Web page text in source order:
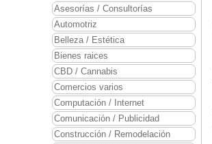
Asesorías / Consultorías
Automotriz
Belleza / Estética
Bienes raices
CBD / Cannabis
Comercios varios
Computación / Internet
Comunicación / Publicidad
Construcción / Remodelación